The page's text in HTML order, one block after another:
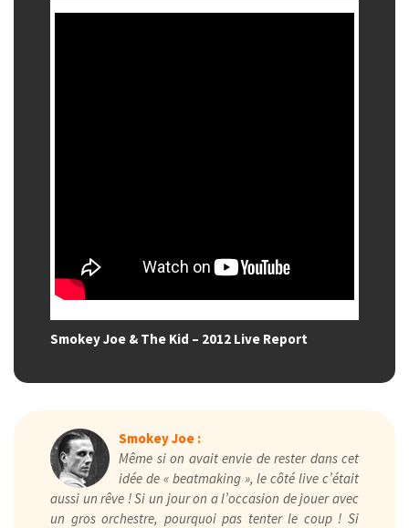
Smokey Joe & The Kid – 2012 Live Report
Smokey Joe :
Même si on avait envie de rester dans cet
idée de « beatmaking », le côté live c’était
aussi un rêve ! Si un jour on a l’occasion de jouer avec
un gros orchestre, pourquoi pas tenter le coup ! Si